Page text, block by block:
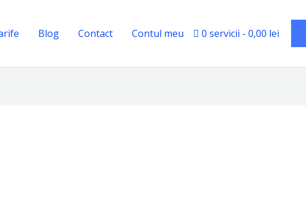
Blog Contact Contul meu 0 servicii 0,00 lei